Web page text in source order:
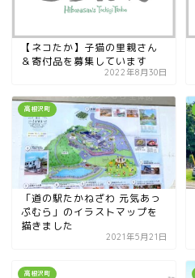
【ネコたか】子猫の里親さん
＆寄付品を募集しています
2022年8月30日
高根沢町
「道の駅たかねざわ 元気あっ
ぷむら」のイラストマップを
描きました
2021年5月21日
高根沢町